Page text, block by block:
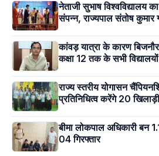
नेताजी सुभाष विश्वविद्यालय
संपन्न, राज्यपाल संतोष कुमार
कांवड़ यात्रा के कारण
कक्षा 12 तक के सभी
राज्य स्तरीय योगासन
प्रतिनिधित्व करेंगे 20 खिलाड़ी
बीमा लोकपाल अधिकारी बन
04 गिरफ्तार